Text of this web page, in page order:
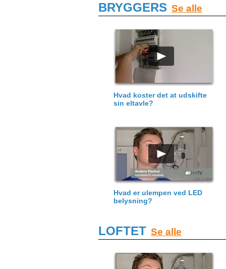
BRYGGERS Se alle
Hvad koster det at udskifte
sin eltavle?
Hvad er ulempen ved LED
belysning?
LOFTET Se alle